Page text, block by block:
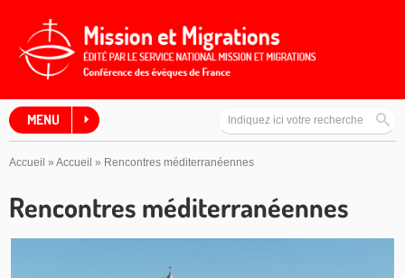
MENU
Accueil » Accueil » Rencontres méditerranéennes
Rencontres méditerranéennes